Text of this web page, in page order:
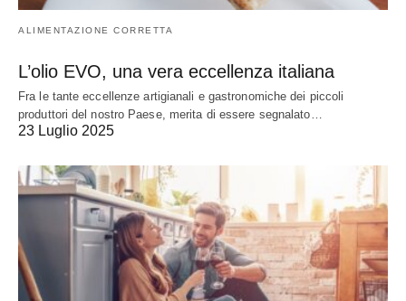
ALIMENTAZIONE CORRETTA
L’olio EVO, una vera eccellenza italiana
Fra le tante eccellenze artigianali e gastronomiche dei piccoli
produttori del nostro Paese, merita di essere segnalato…
23 Luglio 2025